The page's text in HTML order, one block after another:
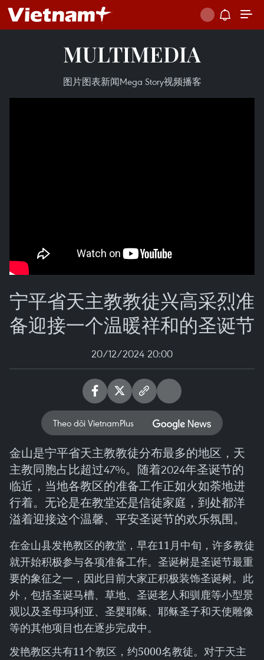
MULTIMEDIA
图片图表新闻Mega Story视频播客
宁平省天主教教徒兴高采烈准
备迎接一个温暖祥和的圣诞节
20/12/2024 20:00
Theo dõi VietnamPlus
金山是宁平省天主教教徒分布最多的地区，天
主教同胞占比超过47%。随着2024年圣诞节的
临近，当地各教区的准备工作正如火如荼地进
行着。无论是在教堂还是信徒家庭，到处都洋
溢着迎接这个温馨、平安圣诞节的欢乐氛围。
在金山县发艳教区的教堂，早在11月中旬，许多教徒
就开始积极参与各项准备工作。圣诞树是圣诞节最重
要的象征之一，因此目前大家正积极装饰圣诞树。此
外，包括圣诞马槽、草地、圣诞老人和驯鹿等小型景
观以及圣母玛利亚、圣婴耶稣、耶稣圣子和天使雕像
等的其他项目也在逐步完成中。
发艳教区共有11个教区，约5000名教徒。对于天主